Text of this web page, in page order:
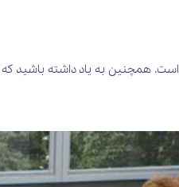
است. همچنین به یاد داشته باشید